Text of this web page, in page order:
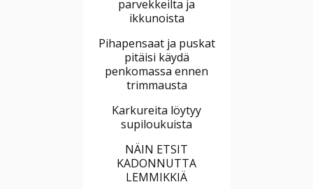
parvekkeilta ja
ikkunoista
Pihapensaat ja puskat
pitäisi käydä
penkomassa ennen
trimmausta
Karkureita löytyy
supiloukuista
NÄIN ETSIT
KADONNUTTA
LEMMIKKIÄ